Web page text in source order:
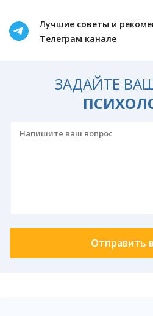
Лучшие советы и
Телеграм канале
ЗАДАЙТЕ